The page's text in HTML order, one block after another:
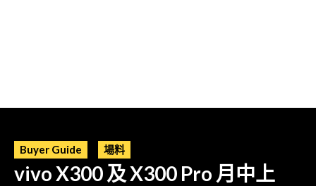
Buyer Guide 場料
vivo X300 及 X300 Pro 月中上